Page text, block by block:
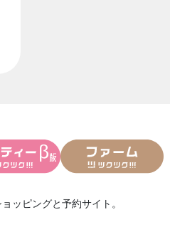
ッピングと予約サイト。